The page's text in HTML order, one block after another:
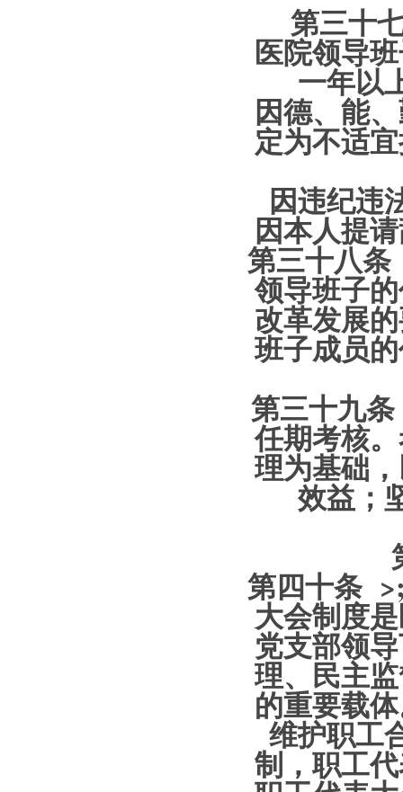
第三十
医院领导
一年以
因德、能
定为不适
因违纪违
因本人提
第三十八
领导班子
改革发展
班子成员
第三十九条
任期考核
理为基础
效益；
第四十条
大会制度
党支部领
理、民主
的重要载
维护职工
制，职工